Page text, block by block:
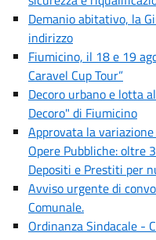
Demanio abitativo, la
indirizzo
Fiumicino, il 18 e 19
Caravel Cup Tour”
Decoro urbano e lotta
Decoro" di Fiumicino
Approvata la
Opere Pubbliche: oltre
Depositi e Prestiti per
Avviso urgente di
Comunale.
Ordinanza Sindacale -